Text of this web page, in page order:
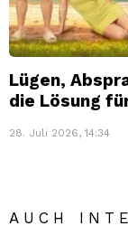
Lügen,
die Lösung
28. Juli 2026, 14:34
AUCH